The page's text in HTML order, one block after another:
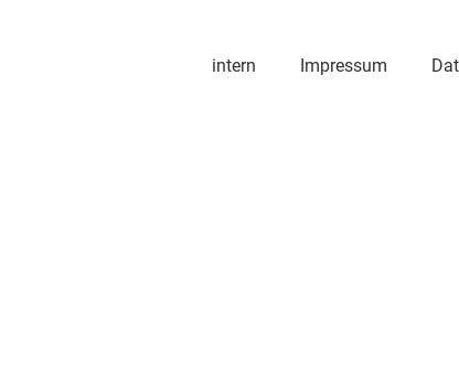
intern Impressum